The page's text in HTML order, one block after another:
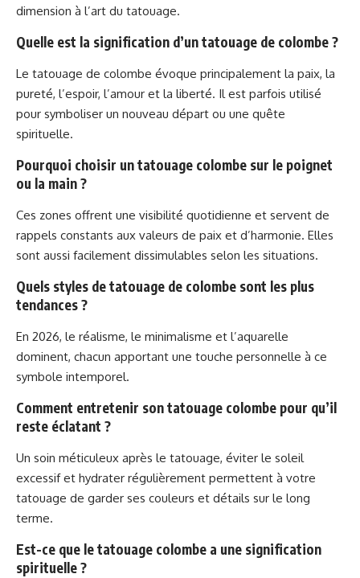
dimension à l’art du tatouage.
Quelle est la signification d’un tatouage de colombe ?
Le tatouage de colombe évoque principalement la paix, la
pureté, l’espoir, l’amour et la liberté. Il est parfois utilisé
pour symboliser un nouveau départ ou une quête
spirituelle.
Pourquoi choisir un tatouage colombe sur le poignet
ou la main ?
Ces zones offrent une visibilité quotidienne et servent de
rappels constants aux valeurs de paix et d’harmonie. Elles
sont aussi facilement dissimulables selon les situations.
Quels styles de tatouage de colombe sont les plus
tendances ?
En 2026, le réalisme, le minimalisme et l’aquarelle
dominent, chacun apportant une touche personnelle à ce
symbole intemporel.
Comment entretenir son tatouage colombe pour qu’il
reste éclatant ?
Un soin méticuleux après le tatouage, éviter le soleil
excessif et hydrater régulièrement permettent à votre
tatouage de garder ses couleurs et détails sur le long
terme.
Est-ce que le tatouage colombe a une signification
spirituelle ?